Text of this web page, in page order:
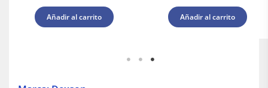
Añadir al carrito Añadir al carrito